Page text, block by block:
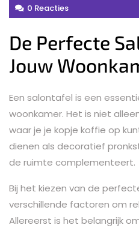
0 Reacties
De Perfecte
Jouw
Een salontafel is een
woonkamer. Het is niet
waar je je kopje koffie op
dienen als decoratief
de ruimte complementeert.
Bij het kiezen van de
verschillende factoren om
Allereerst is het belangrijk